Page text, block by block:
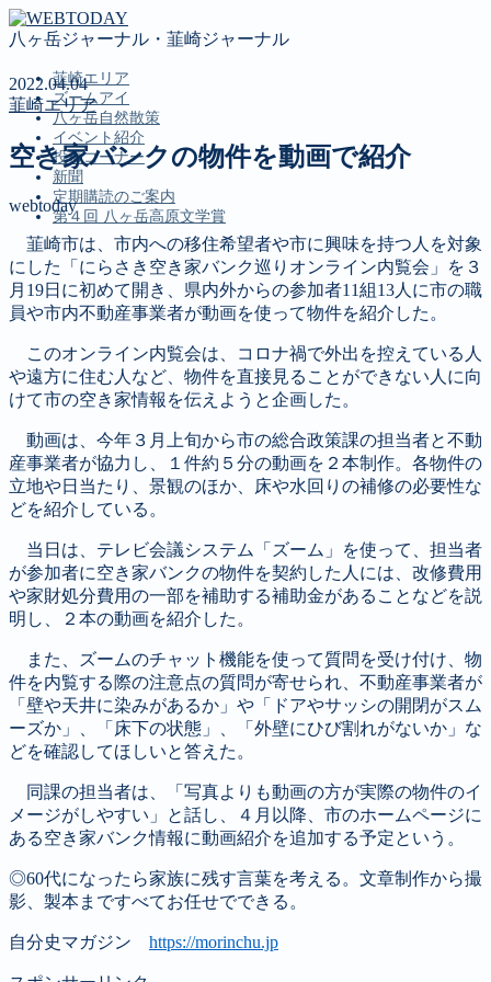
八ヶ岳ジャーナル・韮崎ジャーナル
韮崎エリア
ズームアイ
八ヶ岳自然散策
イベント紹介
投稿コーナー
新聞
定期購読のご案内
第４回 八ヶ岳高原文学賞
MENU
韮崎エリア
ズームアイ
八ヶ岳自然散策
イベント紹介
投稿コーナー
新聞
定期購読のご案内
第４回 八ヶ岳高原文学賞
2022.04.04
韮崎エリア
空き家バンクの物件を動画で紹介
webtoday
韮崎市は、市内への移住希望者や市に興味を持つ人を対象
にした「にらさき空き家バンク巡りオンライン内覧会」を３
月19日に初めて開き、県内外からの参加者11組13人に市の職
員や市内不動産事業者が動画を使って物件を紹介した。
このオンライン内覧会は、コロナ禍で外出を控えている人
や遠方に住む人など、物件を直接見ることができない人に向
けて市の空き家情報を伝えようと企画した。
動画は、今年３月上旬から市の総合政策課の担当者と不動
産事業者が協力し、１件約５分の動画を２本制作。各物件の
立地や日当たり、景観のほか、床や水回りの補修の必要性な
どを紹介している。
当日は、テレビ会議システム「ズーム」を使って、担当者
が参加者に空き家バンクの物件を契約した人には、改修費用
や家財処分費用の一部を補助する補助金があることなどを説
明し、２本の動画を紹介した。
また、ズームのチャット機能を使って質問を受け付け、物
件を内覧する際の注意点の質問が寄せられ、不動産事業者が
「壁や天井に染みがあるか」や「ドアやサッシの開閉がスム
ーズか」、「床下の状態」、「外壁にひび割れがないか」な
どを確認してほしいと答えた。
同課の担当者は、「写真よりも動画の方が実際の物件のイ
メージがしやすい」と話し、４月以降、市のホームページに
ある空き家バンク情報に動画紹介を追加する予定という。
◎60代になったら家族に残す言葉を考える。文章制作から撮
影、製本まですべてお任せでできる。
自分史マガジン https://morinchu.jp